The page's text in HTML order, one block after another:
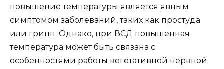
повышение температуры является явным
симптомом заболеваний, таких как простуда
или грипп. Однако, при ВСД повышенная
температура может быть связана с
особенностями работы вегетативной нервной